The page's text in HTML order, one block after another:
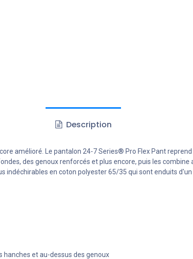
Description
amélioré. Le pantalon 24-7 Series® Pro Flex Pant
des genoux renforcés et plus encore, puis les
indéchirables en coton polyester 65/35 qui sont enduits
hanches et au-dessus des genoux